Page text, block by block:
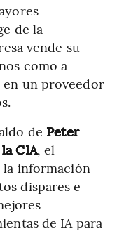
de la
vende su
como a
en un proveedor
de Peter
CIA, el
la información
dispares e
de IA para